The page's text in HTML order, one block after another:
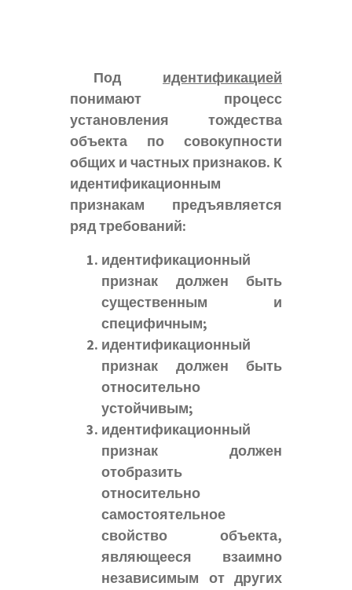
Под идентификацией
понимают процесс
установления тождества
объекта по совокупности
общих и частных признаков. К
идентификационным
признакам предъявляется
ряд требований:
идентификационный
признак должен быть
существенным и
специфичным;
идентификационный
признак должен быть
относительно
устойчивым;
идентификационный
признак должен
отобразить
относительно
самостоятельное
свойство объекта,
являющееся взаимно
независимым от других